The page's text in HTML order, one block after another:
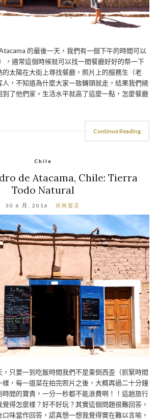
的最後一天，我們有一個下午的時間可以
，通常這個時候就可以找一間餐廳好好的祭一下
的太陽在大街上尋找餐廳，照片上的服務生（老
人，不知道為什麼大家一致轉頭就走，結果我們繞
到了他們家。生活水平就高了這麼一點，怎麼餐廳
Continue Reading
Chile
de Atacama, Chile: Tierra
Todo Natural
30 6 月, 2016 尚無留言
只要一到吃飯時間我們不是東倒西歪（抓緊時間
，每一道菜在拍完照片之後，大概再過二十分鐘
間的寶貴，一分一秒都不能浪費啊！！這趟旅行
得怎麼樣？好不好玩？其實這個問題很難回答，
味當作回答，認真想一想我覺得實在難以言喻，